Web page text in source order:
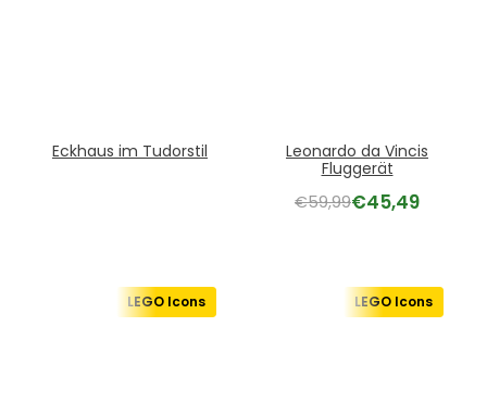
Eckhaus im Tudorstil
Leonardo da Vincis
Fluggerät
€59,99€45,49
LEGO Icons LEGO Icons